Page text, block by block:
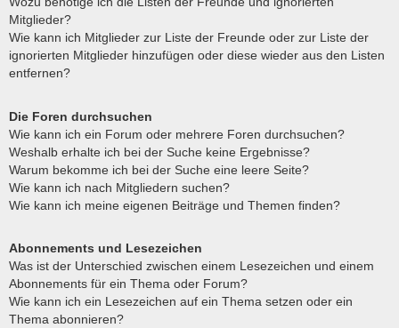
Mitglieder?
Wie kann ich Mitglieder zur Liste der Freunde oder zur Liste der
ignorierten Mitglieder hinzufügen oder diese wieder aus den Listen
entfernen?
Die Foren durchsuchen
Wie kann ich ein Forum oder mehrere Foren durchsuchen?
Weshalb erhalte ich bei der Suche keine Ergebnisse?
Warum bekomme ich bei der Suche eine leere Seite?
Wie kann ich nach Mitgliedern suchen?
Wie kann ich meine eigenen Beiträge und Themen finden?
Abonnements und Lesezeichen
Was ist der Unterschied zwischen einem Lesezeichen und einem
Abonnements für ein Thema oder Forum?
Wie kann ich ein Lesezeichen auf ein Thema setzen oder ein
Thema abonnieren?